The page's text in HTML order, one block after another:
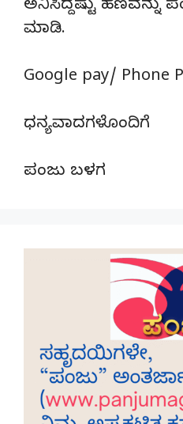
ಅನಿಸಿದ್ದಷ್ಟು ಹಣವನ್ನು
ಮಾಡಿ.
Google pay/ Phone
ಧನ್ಯವಾದಗಳೊಂದಿಗೆ
ಪಂಜು ಬಳಗ